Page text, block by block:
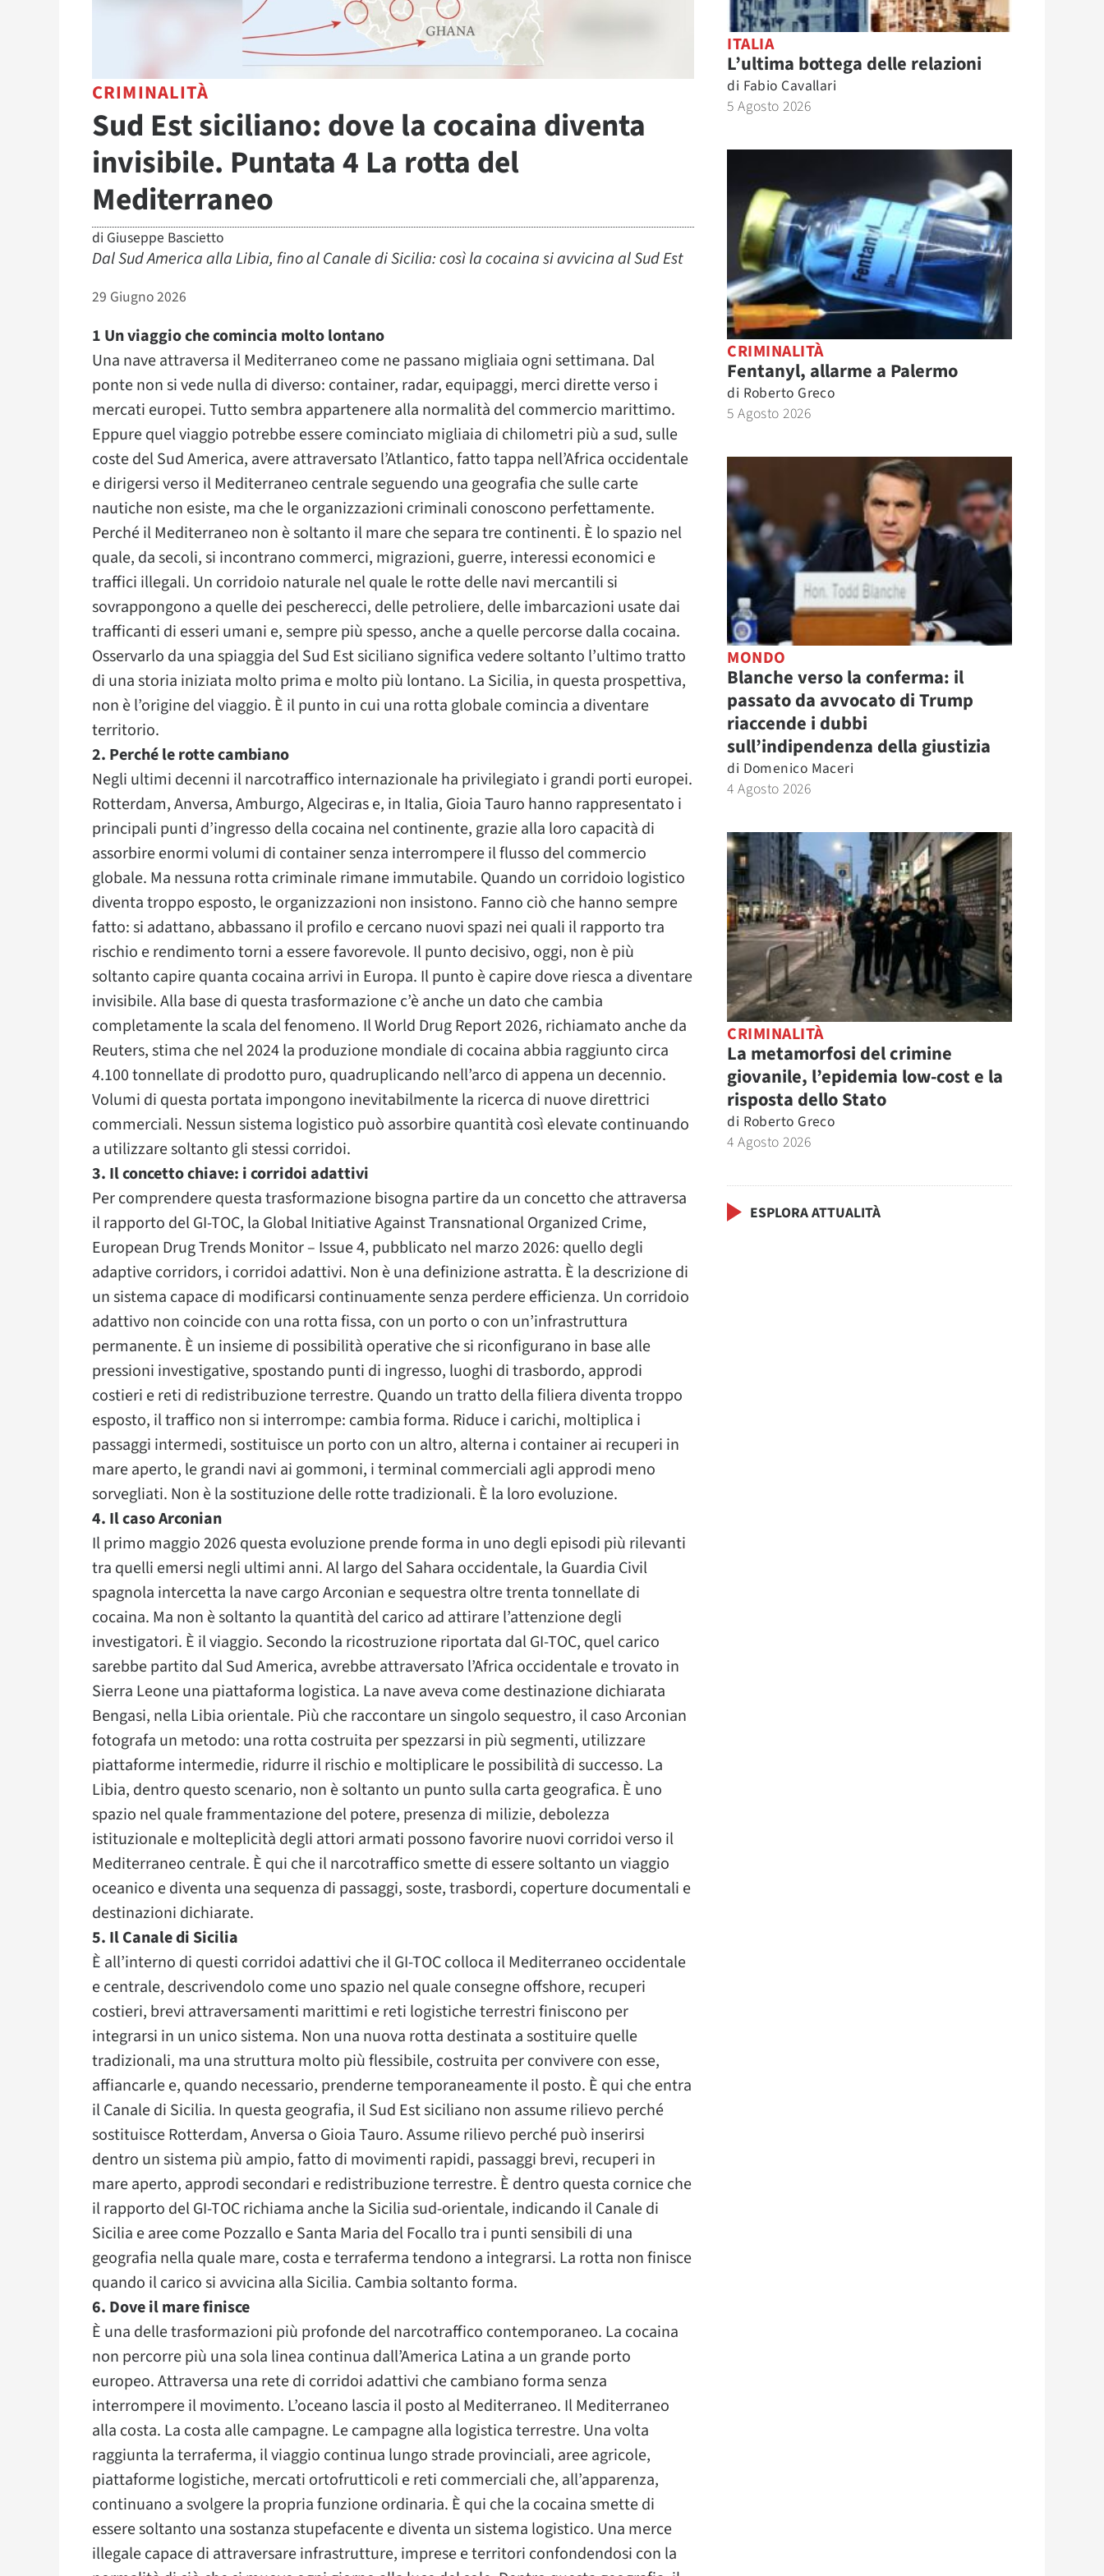
CRIMINALITÀ
Sud Est siciliano: dove la cocaina diventa
invisibile. Puntata 4 La rotta del
Mediterraneo
di Giuseppe Bascietto
Dal Sud America alla Libia, fino al Canale di Sicilia: così la cocaina si avvicina al Sud Est
29 Giugno 2026
1 Un viaggio che comincia molto lontano
Una nave attraversa il Mediterraneo come ne passano migliaia ogni settimana. Dal
ponte non si vede nulla di diverso: container, radar, equipaggi, merci dirette verso i
mercati europei. Tutto sembra appartenere alla normalità del commercio marittimo.
Eppure quel viaggio potrebbe essere cominciato migliaia di chilometri più a sud, sulle
coste del Sud America, avere attraversato l’Atlantico, fatto tappa nell’Africa occidentale
e dirigersi verso il Mediterraneo centrale seguendo una geografia che sulle carte
nautiche non esiste, ma che le organizzazioni criminali conoscono perfettamente.
Perché il Mediterraneo non è soltanto il mare che separa tre continenti. È lo spazio nel
quale, da secoli, si incontrano commerci, migrazioni, guerre, interessi economici e
traffici illegali. Un corridoio naturale nel quale le rotte delle navi mercantili si
sovrappongono a quelle dei pescherecci, delle petroliere, delle imbarcazioni usate dai
trafficanti di esseri umani e, sempre più spesso, anche a quelle percorse dalla cocaina.
Osservarlo da una spiaggia del Sud Est siciliano significa vedere soltanto l’ultimo tratto
di una storia iniziata molto prima e molto più lontano. La Sicilia, in questa prospettiva,
non è l’origine del viaggio. È il punto in cui una rotta globale comincia a diventare
territorio.
2. Perché le rotte cambiano
Negli ultimi decenni il narcotraffico internazionale ha privilegiato i grandi porti europei.
Rotterdam, Anversa, Amburgo, Algeciras e, in Italia, Gioia Tauro hanno rappresentato i
principali punti d’ingresso della cocaina nel continente, grazie alla loro capacità di
assorbire enormi volumi di container senza interrompere il flusso del commercio
globale. Ma nessuna rotta criminale rimane immutabile. Quando un corridoio logistico
diventa troppo esposto, le organizzazioni non insistono. Fanno ciò che hanno sempre
fatto: si adattano, abbassano il profilo e cercano nuovi spazi nei quali il rapporto tra
rischio e rendimento torni a essere favorevole. Il punto decisivo, oggi, non è più
soltanto capire quanta cocaina arrivi in Europa. Il punto è capire dove riesca a diventare
invisibile. Alla base di questa trasformazione c’è anche un dato che cambia
completamente la scala del fenomeno. Il World Drug Report 2026, richiamato anche da
Reuters, stima che nel 2024 la produzione mondiale di cocaina abbia raggiunto circa
4.100 tonnellate di prodotto puro, quadruplicando nell’arco di appena un decennio.
Volumi di questa portata impongono inevitabilmente la ricerca di nuove direttrici
commerciali. Nessun sistema logistico può assorbire quantità così elevate continuando
a utilizzare soltanto gli stessi corridoi.
3. Il concetto chiave: i corridoi adattivi
Per comprendere questa trasformazione bisogna partire da un concetto che attraversa
il rapporto del GI-TOC, la Global Initiative Against Transnational Organized Crime,
European Drug Trends Monitor – Issue 4, pubblicato nel marzo 2026: quello degli
adaptive corridors, i corridoi adattivi. Non è una definizione astratta. È la descrizione di
un sistema capace di modificarsi continuamente senza perdere efficienza. Un corridoio
adattivo non coincide con una rotta fissa, con un porto o con un’infrastruttura
permanente. È un insieme di possibilità operative che si riconfigurano in base alle
pressioni investigative, spostando punti di ingresso, luoghi di trasbordo, approdi
costieri e reti di redistribuzione terrestre. Quando un tratto della filiera diventa troppo
esposto, il traffico non si interrompe: cambia forma. Riduce i carichi, moltiplica i
passaggi intermedi, sostituisce un porto con un altro, alterna i container ai recuperi in
mare aperto, le grandi navi ai gommoni, i terminal commerciali agli approdi meno
sorvegliati. Non è la sostituzione delle rotte tradizionali. È la loro evoluzione.
4. Il caso Arconian
Il primo maggio 2026 questa evoluzione prende forma in uno degli episodi più rilevanti
tra quelli emersi negli ultimi anni. Al largo del Sahara occidentale, la Guardia Civil
spagnola intercetta la nave cargo Arconian e sequestra oltre trenta tonnellate di
cocaina. Ma non è soltanto la quantità del carico ad attirare l’attenzione degli
investigatori. È il viaggio. Secondo la ricostruzione riportata dal GI-TOC, quel carico
sarebbe partito dal Sud America, avrebbe attraversato l’Africa occidentale e trovato in
Sierra Leone una piattaforma logistica. La nave aveva come destinazione dichiarata
Bengasi, nella Libia orientale. Più che raccontare un singolo sequestro, il caso Arconian
fotografa un metodo: una rotta costruita per spezzarsi in più segmenti, utilizzare
piattaforme intermedie, ridurre il rischio e moltiplicare le possibilità di successo. La
Libia, dentro questo scenario, non è soltanto un punto sulla carta geografica. È uno
spazio nel quale frammentazione del potere, presenza di milizie, debolezza
istituzionale e molteplicità degli attori armati possono favorire nuovi corridoi verso il
Mediterraneo centrale. È qui che il narcotraffico smette di essere soltanto un viaggio
oceanico e diventa una sequenza di passaggi, soste, trasbordi, coperture documentali e
destinazioni dichiarate.
5. Il Canale di Sicilia
È all’interno di questi corridoi adattivi che il GI-TOC colloca il Mediterraneo occidentale
e centrale, descrivendolo come uno spazio nel quale consegne offshore, recuperi
costieri, brevi attraversamenti marittimi e reti logistiche terrestri finiscono per
integrarsi in un unico sistema. Non una nuova rotta destinata a sostituire quelle
tradizionali, ma una struttura molto più flessibile, costruita per convivere con esse,
affiancarle e, quando necessario, prenderne temporaneamente il posto. È qui che entra
il Canale di Sicilia. In questa geografia, il Sud Est siciliano non assume rilievo perché
sostituisce Rotterdam, Anversa o Gioia Tauro. Assume rilievo perché può inserirsi
dentro un sistema più ampio, fatto di movimenti rapidi, passaggi brevi, recuperi in
mare aperto, approdi secondari e redistribuzione terrestre. È dentro questa cornice che
il rapporto del GI-TOC richiama anche la Sicilia sud-orientale, indicando il Canale di
Sicilia e aree come Pozzallo e Santa Maria del Focallo tra i punti sensibili di una
geografia nella quale mare, costa e terraferma tendono a integrarsi. La rotta non finisce
quando il carico si avvicina alla Sicilia. Cambia soltanto forma.
6. Dove il mare finisce
È una delle trasformazioni più profonde del narcotraffico contemporaneo. La cocaina
non percorre più una sola linea continua dall’America Latina a un grande porto
europeo. Attraversa una rete di corridoi adattivi che cambiano forma senza
interrompere il movimento. L’oceano lascia il posto al Mediterraneo. Il Mediterraneo
alla costa. La costa alle campagne. Le campagne alla logistica terrestre. Una volta
raggiunta la terraferma, il viaggio continua lungo strade provinciali, aree agricole,
piattaforme logistiche, mercati ortofrutticoli e reti commerciali che, all’apparenza,
continuano a svolgere la propria funzione ordinaria. È qui che la cocaina smette di
essere soltanto una sostanza stupefacente e diventa un sistema logistico. Una merce
illegale capace di attraversare infrastrutture, imprese e territori confondendosi con la
ITALIA
L’ultima bottega delle relazioni
di Fabio Cavallari
5 Agosto 2026
CRIMINALITÀ
Fentanyl, allarme a Palermo
di Roberto Greco
5 Agosto 2026
MONDO
Blanche verso la conferma: il
passato da avvocato di Trump
riaccende i dubbi
sull’indipendenza della giustizia
di Domenico Maceri
4 Agosto 2026
CRIMINALITÀ
La metamorfosi del crimine
giovanile, l’epidemia low-cost e la
risposta dello Stato
di Roberto Greco
4 Agosto 2026
ESPLORA ATTUALITÀ